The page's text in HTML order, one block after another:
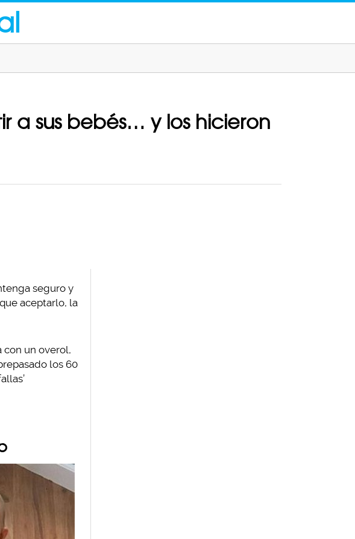
a sus bebés… y los hicieron
seguro y
aceptarlo, la
con un overol,
los 60